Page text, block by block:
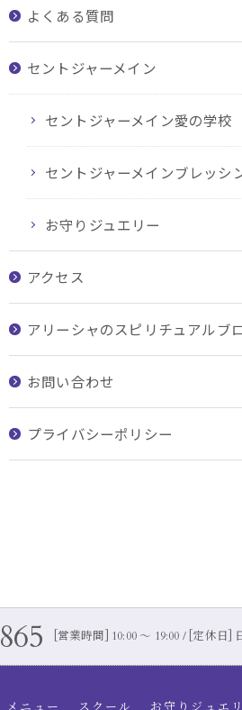
よくある質問
セントジャーメイン
セントジャーメイン愛の学校
セントジャーメインブレッシ
お守りジュエリー
アクセス
アリーシャのスピリチュアルブ
お問い合わせ
プライバシーポリシー
[営業時間] 10:00 〜 19:00 / [定休日]